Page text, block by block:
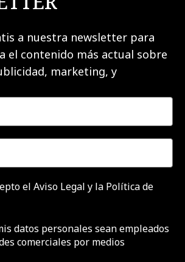
a nuestra newsletter para
el contenido más actual sobre
marketing, y
el Aviso Legal y la Política de
datos personales sean empleados
comerciales por medios